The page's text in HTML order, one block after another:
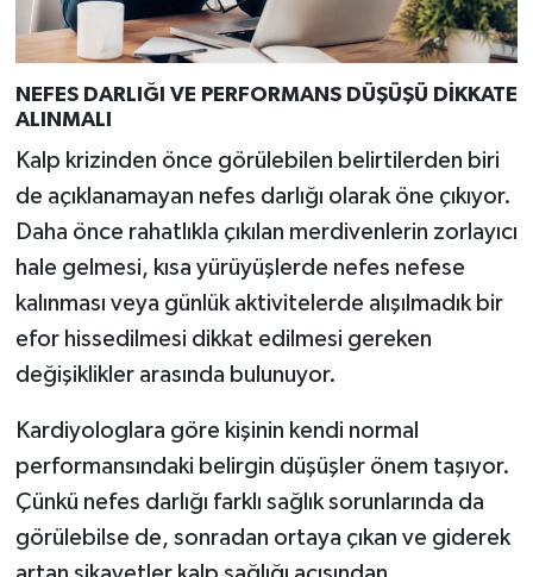
NEFES DARLIĞI VE PERFORMANS DÜŞÜŞÜ DİKKATE
ALINMALI
Kalp krizinden önce görülebilen belirtilerden biri
de açıklanamayan nefes darlığı olarak öne çıkıyor.
Daha önce rahatlıkla çıkılan merdivenlerin zorlayıcı
hale gelmesi, kısa yürüyüşlerde nefes nefese
kalınması veya günlük aktivitelerde alışılmadık bir
efor hissedilmesi dikkat edilmesi gereken
değişiklikler arasında bulunuyor.
Kardiyologlara göre kişinin kendi normal
performansındaki belirgin düşüşler önem taşıyor.
Çünkü nefes darlığı farklı sağlık sorunlarında da
görülebilse de, sonradan ortaya çıkan ve giderek